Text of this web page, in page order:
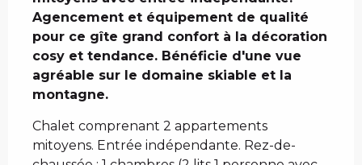
Agencement et équipement de qualité
pour ce gîte grand confort à la décoration
cosy et tendance. Bénéficie d'une vue
agréable sur le domaine skiable et la
montagne.
Chalet comprenant 2 appartements
mitoyens. Entrée indépendante. Rez-de-